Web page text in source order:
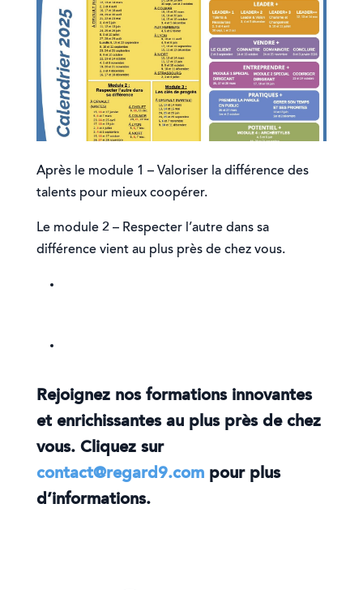
Après le module 1 – Valoriser la différence des
talents pour mieux coopérer.
Le module 2 – Respecter l’autre dans sa
différence vient au plus près de chez vous.
Rejoignez nos formations innovantes
et enrichissantes au plus près de chez
vous. Cliquez sur
contact@regard9.compour plus
d’informations.